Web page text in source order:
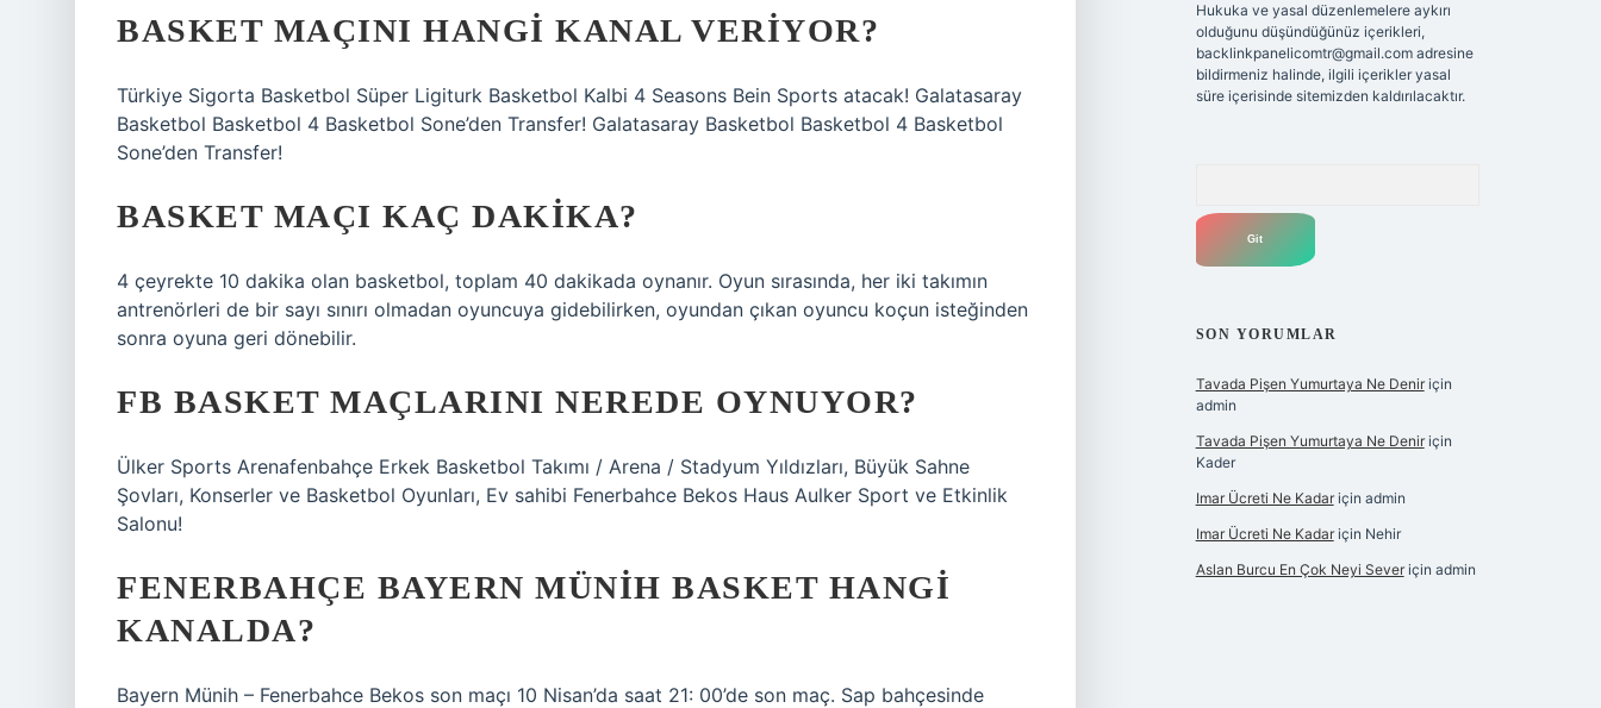
BASKET MAÇINI HANGI KANAL VERIYOR?
Türkiye Sigorta Basketbol Süper Ligiturk Basketbol Kalbi 4 Seasons Bein Sports atacak! Galatasaray
Basketbol Basketbol 4 Basketbol Sone’den Transfer! Galatasaray Basketbol Basketbol 4 Basketbol
Sone’den Transfer!
BASKET MAÇI KAÇ DAKIKA?
4 çeyrekte 10 dakika olan basketbol, ​​toplam 40 dakikada oynanır. Oyun sırasında, her iki takımın
antrenörleri de bir sayı sınırı olmadan oyuncuya gidebilirken, oyundan çıkan oyuncu koçun isteğinden
sonra oyuna geri dönebilir.
FB BASKET MAÇLARINI NEREDE OYNUYOR?
Ülker Sports Arenafenbahçe Erkek Basketbol Takımı / Arena / Stadyum Yıldızları, Büyük Sahne
Şovları, Konserler ve Basketbol Oyunları, Ev sahibi Fenerbahce Bekos Haus Aulker Sport ve Etkinlik
Salonu!
FENERBAHÇE BAYERN MÜNIH BASKET HANGI
KANALDA?
Bayern Münih – Fenerbahce Bekos son maçı 10 Nisan’da saat 21: 00’de son maç. Sap bahçesinde
Hukuka ve yasal düzenlemelere aykırı
olduğunu düşündüğünüz içerikleri,
backlinkpanelicomtr@gmail.comadresine
bildirmeniz halinde, ilgili içerikler yasal
süre içerisinde sitemizden kaldırılacaktır.
SON YORUMLAR
Tavada Pişen Yumurtaya Ne Deniriçin
admin
Tavada Pişen Yumurtaya Ne Deniriçin
Kader
Imar Ücreti Ne Kadariçin admin
Imar Ücreti Ne Kadariçin Nehir
Aslan Burcu En Çok Neyi Severiçin admin